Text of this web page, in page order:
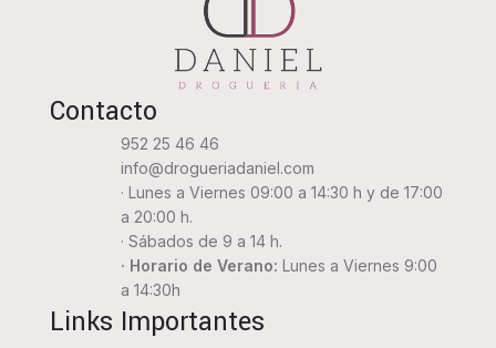
Contacto
952 25 46 46
info@drogueriadaniel.com
· Lunes a Viernes 09:00 a 14:30 h y de 17:00
a 20:00 h.
· Sábados de 9 a 14 h.
· Horario de Verano: Lunes a Viernes 9:00
a 14:30h
Links Importantes